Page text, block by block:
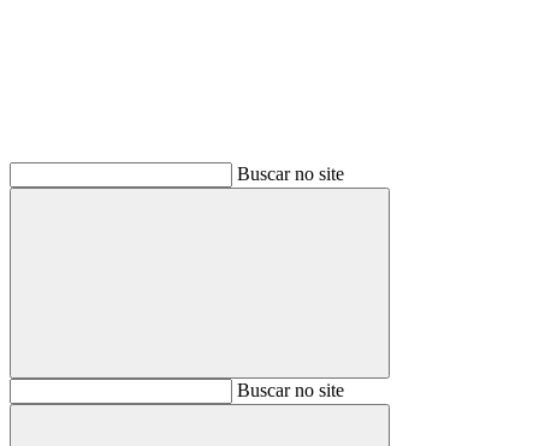
Buscar no site
BuscarBuscar no site